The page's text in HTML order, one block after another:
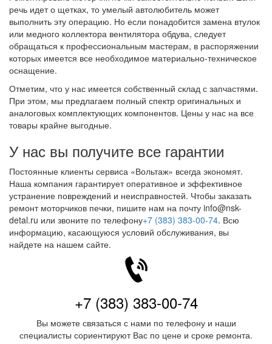
речь идет о щетках, то умелый автолюбитель может
выполнить эту операцию. Но если понадобится замена втулок
или медного коллектора вентилятора обдува, следует
обращаться к профессиональным мастерам, в распоряжении
которых имеется все необходимое материально-техническое
оснащение.
Отметим, что у нас имеется собственный склад с запчастями.
При этом, мы предлагаем полный спектр оригинальных и
аналоговых комплектующих компонентов. Цены у нас на все
товары крайне выгодные.
У нас вы получите все гарантии
Постоянные клиенты сервиса «Вольтаж» всегда экономят.
Наша компания гарантирует оперативное и эффективное
устранение повреждений и неисправностей. Чтобы заказать
ремонт моторчиков печки, пишите нам на почту info@nsk-
detal.ru или звоните по телефону+7 (383) 383-00-74. Всю
информацию, касающуюся условий обслуживания, вы
найдете на нашем сайте.
+7 (383) 383-00-74
Вы можете связаться с нами по телефону и наши
специалисты сориентируют Вас по цене и сроке ремонта.